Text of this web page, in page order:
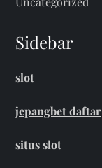
Sidebar
slot
jepangbet daftar
situs slot